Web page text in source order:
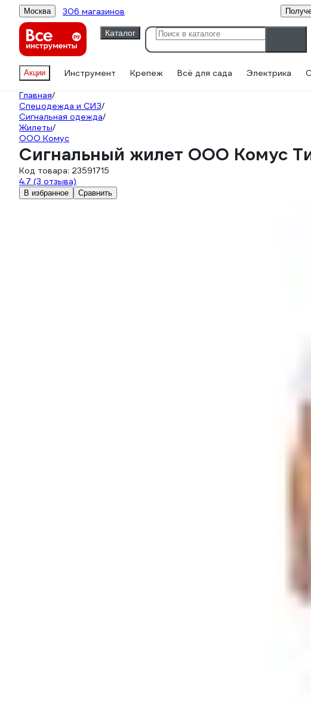
Москва 306 магазинов
Каталог
Акции Инструмент Крепеж Всё для сада Электрика
Главная/
Спецодежда и СИЗ/
Сигнальная одежда/
Жилеты/
ООО Комус
Сигнальный жилет ООО Комус
Код товара: 23591715
4.7 (3 отзыва)
В избранное Сравнить